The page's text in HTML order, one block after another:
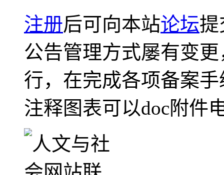
注册后可向本站论坛提
公告管理方式屡有变
行，在完成各项备案
注释图表可以doc附件